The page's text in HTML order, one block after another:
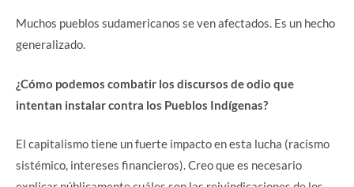
Muchos pueblos sudamericanos se ven afectados. Es un hecho
generalizado.
¿Cómo podemos combatir los discursos de odio que
intentan instalar contra los Pueblos Indígenas?
El capitalismo tiene un fuerte impacto en esta lucha (racismo
sistémico, intereses financieros). Creo que es necesario